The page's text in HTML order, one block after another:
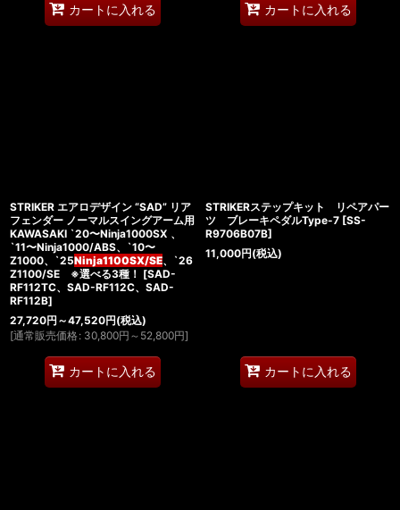
カートに入れる カートに入れる
STRIKER エアロデザイン “SAD” リア
フェンダー ノーマルスイングアーム用
KAWASAKI `20〜Ninja1000SX 、
`11〜Ninja1000/ABS、`10〜
Z1000、`25Ninja1100SX/SE、`26
Z1100/SE ※選べる3種！ [SAD-
RF112TC、SAD-RF112C、SAD-
RF112B]
27,720円 ～47,520円(税込)
[通常販売価格 : 30,800円 ～52,800円]
カートに入れる
STRIKERステップキット リペアパー
ツ ブレーキペダルType-7 [SS-
R9706B07B]
11,000円(税込)
カートに入れる